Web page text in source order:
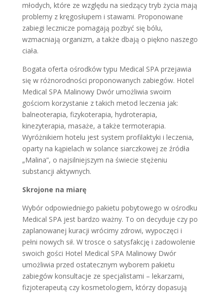
młodych, które ze względu na siedzący tryb życia mają
problemy z kręgosłupem i stawami. Proponowane
zabiegi lecznicze pomagają pozbyć się bólu,
wzmacniają organizm, a także dbają o piękno naszego
ciała.
Bogata oferta ośrodków typu Medical SPA przejawia
się w różnorodności proponowanych zabiegów. Hotel
Medical SPA Malinowy Dwór umożliwia swoim
gościom korzystanie z takich metod leczenia jak:
balneoterapia, fizykoterapia, hydroterapia,
kinezyterapia, masaże, a także termoterapia.
Wyróżnikiem hotelu jest system profilaktyki i leczenia,
oparty na kąpielach w solance siarczkowej ze źródła
„Malina”, o najsilniejszym na świecie stężeniu
substancji aktywnych.
Skrojone na miarę
Wybór odpowiedniego pakietu pobytowego w ośrodku
Medical SPA jest bardzo ważny. To on decyduje czy po
zaplanowanej kuracji wrócimy zdrowi, wypoczęci i
pełni nowych sił. W trosce o satysfakcję i zadowolenie
swoich gości Hotel Medical SPA Malinowy Dwór
umożliwia przed ostatecznym wyborem pakietu
zabiegów konsultacje ze specjalistami – lekarzami,
fizjoterapeutą czy kosmetologiem, którzy dopasują